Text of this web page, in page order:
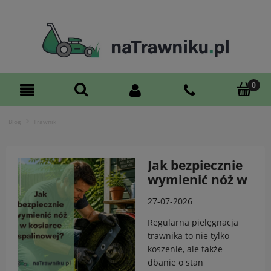
Jak bezpiecznie
wymienić nóż w
kosiarce
spalinowej?
27-07-2026
Regularna pielęgnacja
trawnika to nie tylko
koszenie, ale także
dbanie o stan